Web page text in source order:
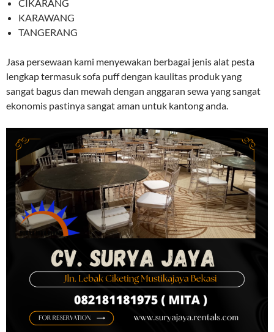
CIKARANG
KARAWANG
TANGERANG
Jasa persewaan kami menyewakan berbagai jenis alat pesta
lengkap termasuk sofa puff dengan kaulitas produk yang
sangat bagus dan mewah dengan anggaran sewa yang sangat
ekonomis pastinya sangat aman untuk kantong anda.